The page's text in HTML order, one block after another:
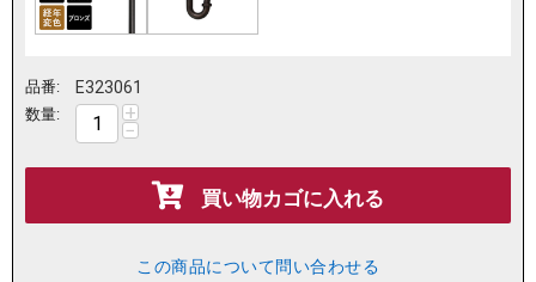
品番: E323061
数量: +
−
買い物カゴに入れる
この商品について問い合わせる